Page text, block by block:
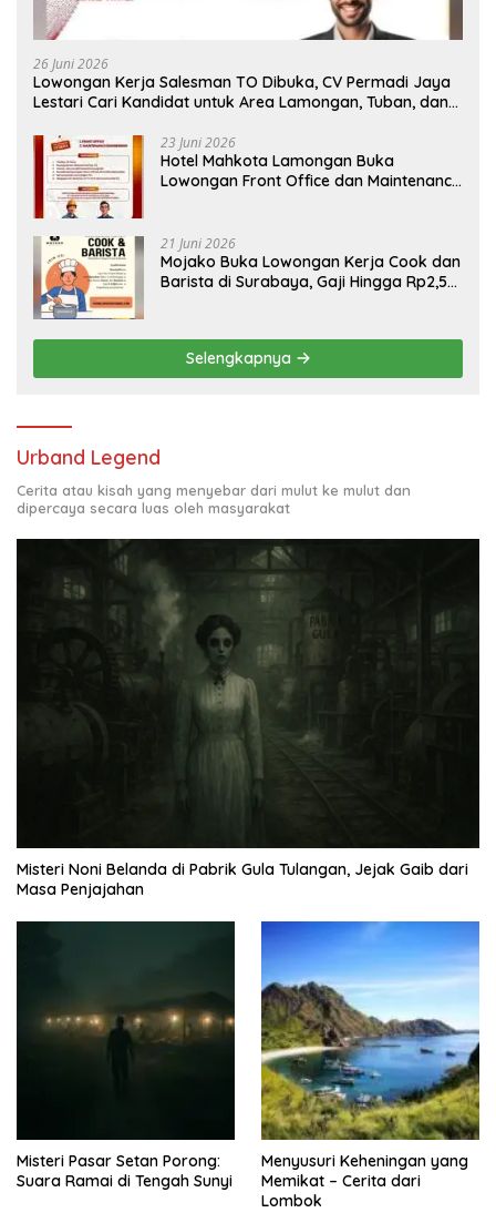
26 Juni 2026
Lowongan Kerja Salesman TO Dibuka, CV Permadi Jaya
Lestari Cari Kandidat untuk Area Lamongan, Tuban, dan
23 Juni 2026
Hotel Mahkota Lamongan Buka
Lowongan Front Office dan Maintenance
21 Juni 2026
Mojako Buka Lowongan Kerja Cook dan
Barista di Surabaya, Gaji Hingga Rp2,5
Selengkapnya
Urband Legend
Cerita atau kisah yang menyebar dari mulut ke mulut dan
dipercaya secara luas oleh masyarakat
Misteri Noni Belanda di Pabrik Gula Tulangan, Jejak Gaib dari
Masa Penjajahan
Misteri Pasar Setan Porong:
Suara Ramai di Tengah Sunyi
Menyusuri Keheningan yang
Memikat – Cerita dari
Lombok